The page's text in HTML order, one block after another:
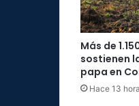
Más de
sostienen
papa en
Hace 13